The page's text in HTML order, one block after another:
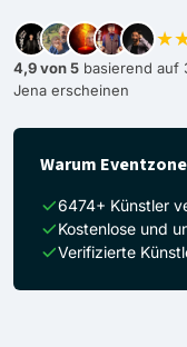
4,9 von 5 basierend auf
Jena erscheinen
Warum
6474+ Künstler
Kostenlose und
Verifizierte